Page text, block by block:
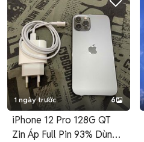
1 ngày trước 6
iPhone 12 Pro 128G QT
Zin Áp Full Pin 93% Dùng